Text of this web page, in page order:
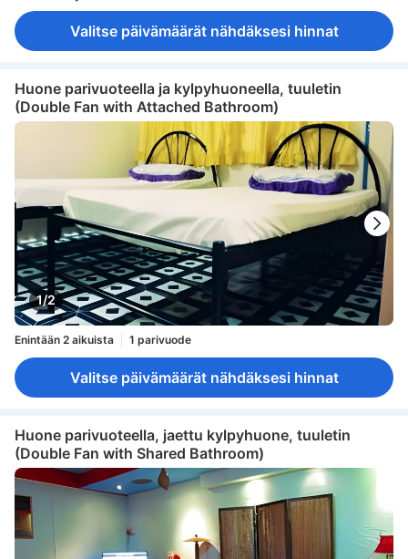
Valitse päivämäärät nähdäksesi hinnat
Huone parivuoteella ja kylpyhuoneella, tuuletin
(Double Fan with Attached Bathroom)
1/2
Enintään 2 aikuista 1 parivuode
Valitse päivämäärät nähdäksesi hinnat
Huone parivuoteella, jaettu kylpyhuone, tuuletin
(Double Fan with Shared Bathroom)